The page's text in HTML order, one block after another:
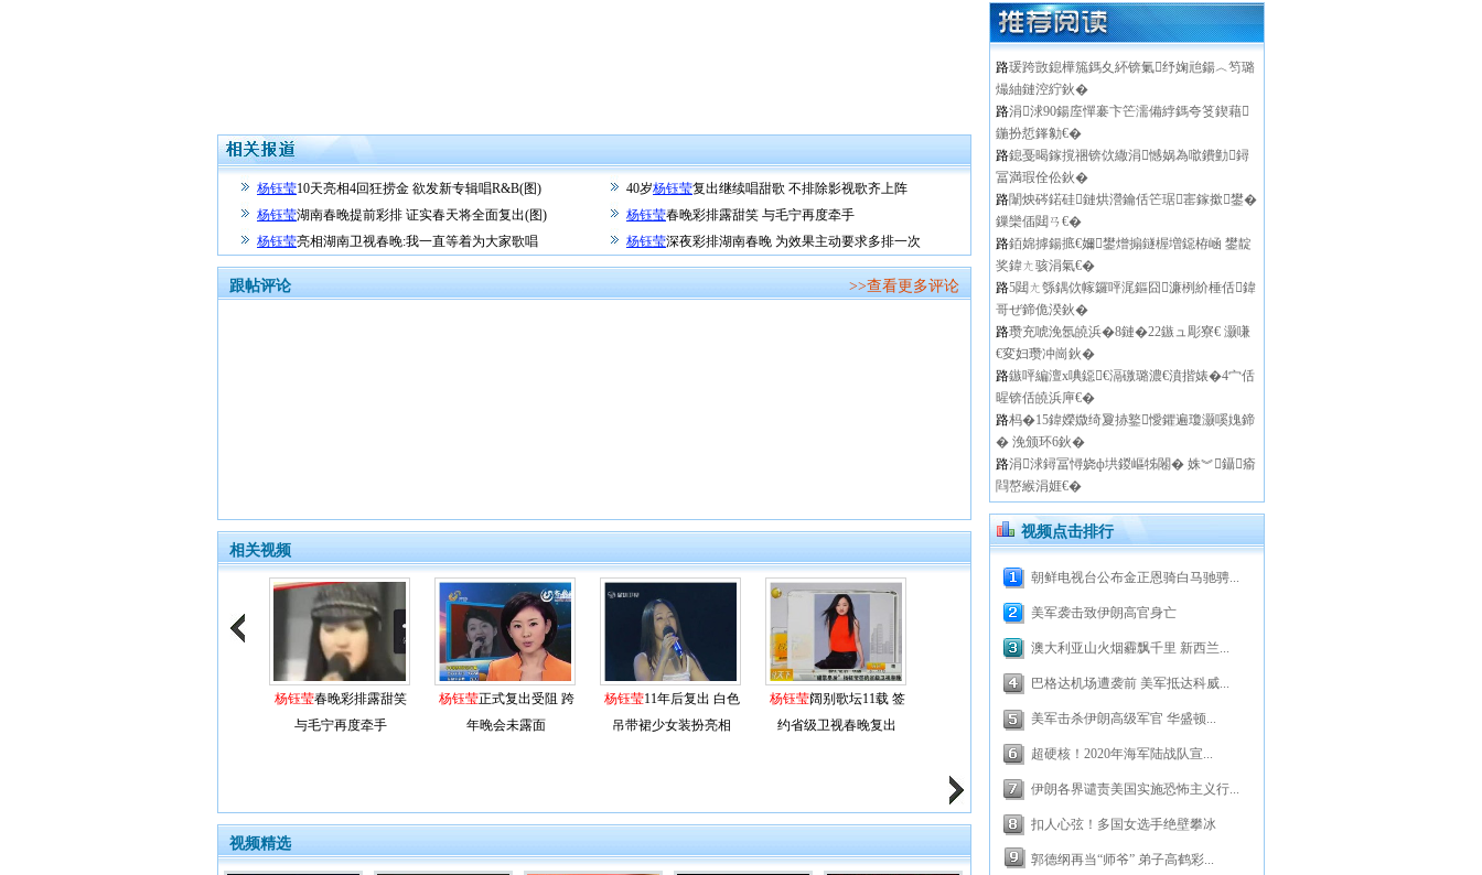
杨钰莹10天亮相4回狂捞金 欲发新专辑唱R&B(图) 40岁杨钰莹复出继续唱甜歌 不排除影视歌齐上阵
杨钰莹湖南春晚提前彩排 证实春天将全面复出(图) 杨钰莹春晚彩排露甜笑 与毛宁再度牵手
杨钰莹亮相湖南卫视春晚:我一直等着为大家歌唱 杨钰莹深夜彩排湖南春晚 为效果主动要求多排一次
跟帖评论 >>查看更多评论
相关视频
杨钰莹春晚彩排露甜笑
与毛宁再度牵手
杨钰莹正式复出受阻 跨
年晚会未露面
杨钰莹11年后复出 白色
吊带裙少女装扮亮相
杨钰莹阔别歌坛11载 签
约省级卫视春晚复出
视频精选
路瑗跨敳鎴樺箷鎷夊紑锛氭纾婅兘鍚︿笉璐
熶紬鏈涳紵鈥�
路涓浗90鍚庢憚褰卞笀濡備綍鎷夸笅鍥藉
鍦扮悊鎽勨€�
路鎴戞暍鎵撹祵锛佽繖涓憾娲為噷鐨勭鐞
冨満瑕佺伀鈥�
路闈炴硶鍩硅鏈烘瀯鑰佸笀琚寚鎵撳鐢�
鏁欒偛閮ㄢ€�
路銆婂摢鍚掋€嬭鐢熷搧鐩楃増鐚栫崡 鐢靛
奖鍏ㄤ骇涓氣€�
路5閮ㄤ綔鍝佽幏鑼呯浘鏂囧濂栵紒棰佸鍏
哥ぜ鍗佹湀鈥�
路瓒充唬浼氬皢浜�8鏈�22鏃ュ彫寮€ 灏嗛
€変妇瓒冲崗鈥�
路鏃呯編澶х唺鐚€滆礉璐濃€濆揩婊�4宀佸
暒锛佸皢浜庘€�
路杩�15鍏嬫媺绮夐捇鐜懓鑺遍瓊灏嗘媿鍗
� 浼颁环6鈥�
路涓浗鐞冨憳娆ф垬鍐嶇牬闂� 姝︾鑷瘉
閰嶅緱涓娾€�
视频点击排行
朝鲜电视台公布金正恩骑白马驰骋...
美军袭击致伊朗高官身亡
澳大利亚山火烟霾飘千里 新西兰...
巴格达机场遭袭前 美军抵达科威...
美军击杀伊朗高级军官 华盛顿...
超硬核！2020年海军陆战队宣...
伊朗各界谴责美国实施恐怖主义行...
扣人心弦！多国女选手绝壁攀冰
郭德纲再当“师爷” 弟子高鹤彩...